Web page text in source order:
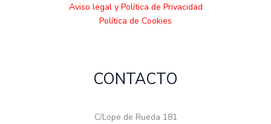
Aviso legal y Política de Privacidad
Política de Cookies
CONTACTO
C/Lope de Rueda 181